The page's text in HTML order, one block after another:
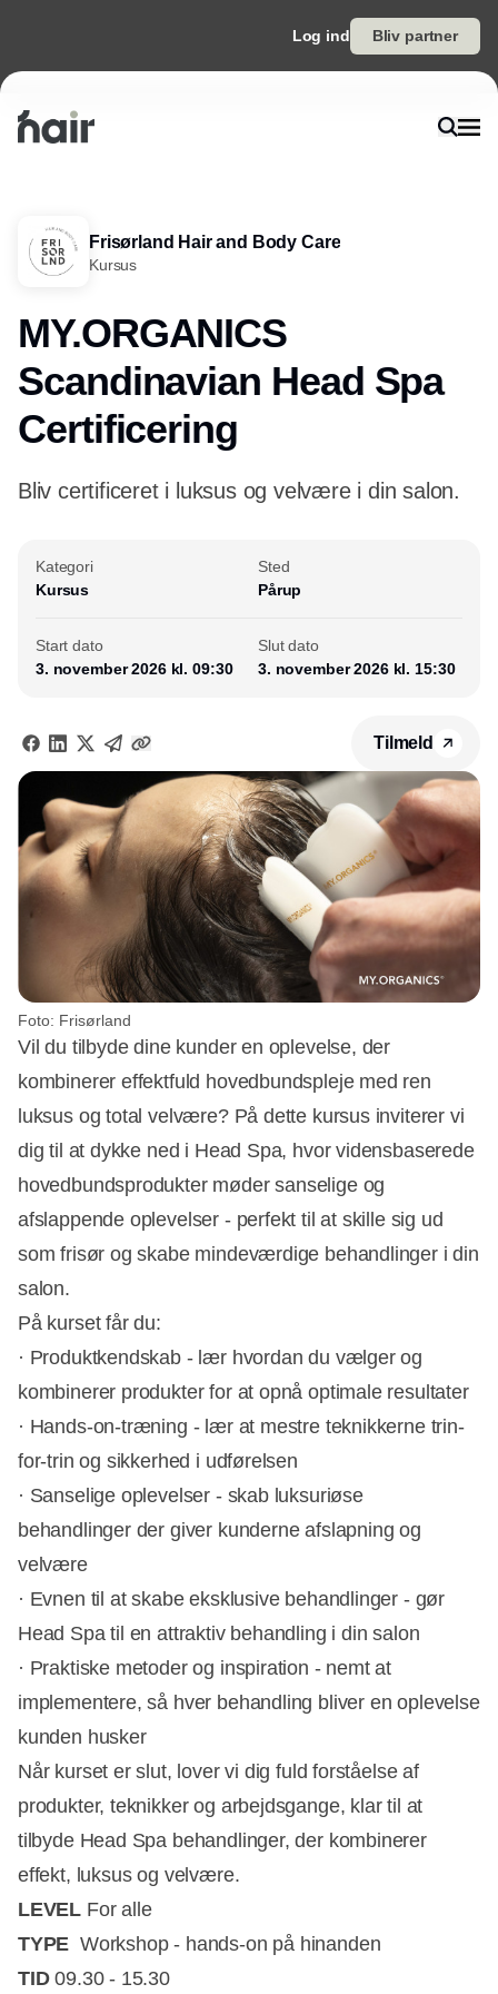
Log ind Bliv partner
Frisørland Hair and Body Care
Kursus
MY.ORGANICS
Scandinavian Head Spa
Certificering
Bliv certificeret i luksus og velvære i din salon.
Kategori
Kursus
Sted
Pårup
Start dato
3. november 2026 kl. 09:30
Slut dato
3. november 2026 kl. 15:30
Tilmeld
Foto: Frisørland
Vil du tilbyde dine kunder en oplevelse, der
kombinerer effektfuld hovedbundspleje med ren
luksus og total velvære? På dette kursus inviterer vi
dig til at dykke ned i Head Spa, hvor vidensbaserede
hovedbundsprodukter møder sanselige og
afslappende oplevelser - perfekt til at skille sig ud
som frisør og skabe mindeværdige behandlinger i din
salon.
På kurset får du:
· Produktkendskab - lær hvordan du vælger og
kombinerer produkter for at opnå optimale resultater
· Hands-on-træning - lær at mestre teknikkerne trin-
for-trin og sikkerhed i udførelsen
· Sanselige oplevelser - skab luksuriøse
behandlinger der giver kunderne afslapning og
velvære
· Evnen til at skabe eksklusive behandlinger - gør
Head Spa til en attraktiv behandling i din salon
· Praktiske metoder og inspiration - nemt at
implementere, så hver behandling bliver en oplevelse
kunden husker
Når kurset er slut, lover vi dig fuld forståelse af
produkter, teknikker og arbejdsgange, klar til at
tilbyde Head Spa behandlinger, der kombinerer
effekt, luksus og velvære.
LEVEL For alle
TYPE Workshop - hands-on på hinanden
TID09.30 - 15.30